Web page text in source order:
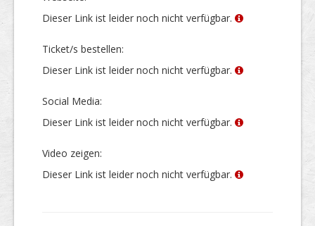
Dieser Link ist leider noch nicht verfügbar.
Ticket/s bestellen:
Dieser Link ist leider noch nicht verfügbar.
Social Media:
Dieser Link ist leider noch nicht verfügbar.
Video zeigen:
Dieser Link ist leider noch nicht verfügbar.